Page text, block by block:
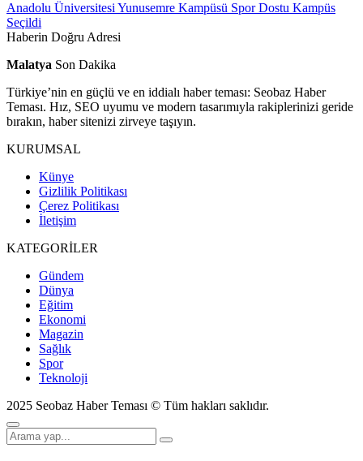
Anadolu Üniversitesi Yunusemre Kampüsü Spor Dostu Kampüs
Seçildi
Haberin Doğru Adresi
Malatya Son Dakika
Türkiye’nin en güçlü ve en iddialı haber teması: Seobaz Haber
Teması. Hız, SEO uyumu ve modern tasarımıyla rakiplerinizi geride
bırakın, haber sitenizi zirveye taşıyın.
KURUMSAL
Künye
Gizlilik Politikası
Çerez Politikası
İletişim
KATEGORİLER
Gündem
Dünya
Eğitim
Ekonomi
Magazin
Sağlık
Spor
Teknoloji
2025 Seobaz Haber Teması © Tüm hakları saklıdır.